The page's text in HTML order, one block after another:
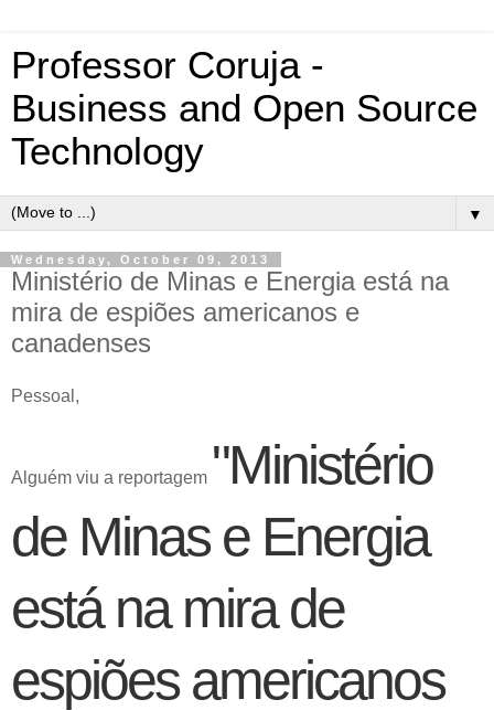
Professor Coruja -
Business and Open Source
Technology
▼
Wednesday, October 09, 2013
Ministério de Minas e Energia está na
mira de espiões americanos e
canadenses
Pessoal,
Alguém viu a reportagem "Ministério
de Minas e Energia
está na mira de
espiões americanos